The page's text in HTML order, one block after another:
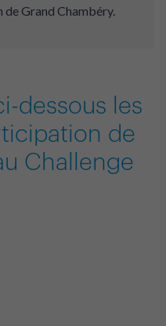
Grand Chambéry.
dessous les
de
Challenge